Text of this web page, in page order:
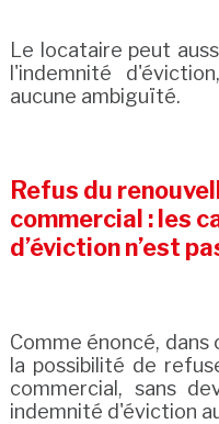
Le locataire peut
l'indemnité
aucune ambiguïté.
Refus du
commercial : les
d’éviction n’est
Comme énoncé,
la possibilité de
commercial, sans
indemnité d'éviction